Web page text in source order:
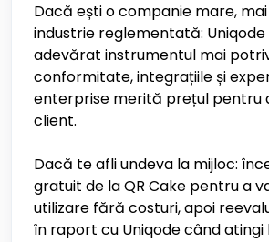
Dacă ești o companie mare,
industrie reglementată:
adevărat instrumentul mai
conformitate, integrațiile și
enterprise merită prețul pentru
client.
Dacă te afli undeva la mijloc:
gratuit de la QR Cake pentru a
utilizare fără costuri, apoi
în raport cu Uniqode când atingi